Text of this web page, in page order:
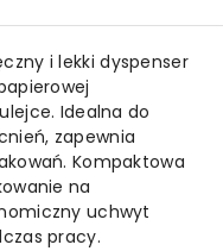
i lekki dyspenser
Idealna do
zapewnia
Kompaktowa
na
uchwyt
pracy.